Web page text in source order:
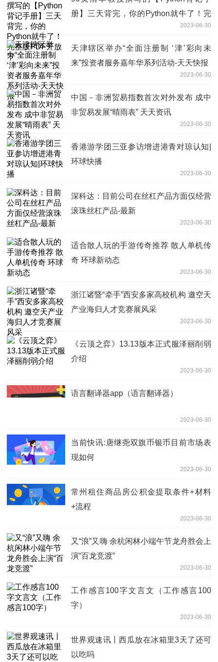
册】三天背完，你的Python就牛了！完
2023-06-30
天津辖区举办“全面注册制 ‘津’彩向未
来”投资者服务嘉年华系列活动-天天快报
2023-06-30
中国－非洲贸易指数首次对外发布 成中
非贸易发展“晴雨表” 天天资讯
2023-06-30
香港游学团三亚参访增进港青对琼认知|
环球快播
2023-06-30
深科达：目前公司在丝杠产品方面仅经营
滚珠丝杠产品-最新
2023-06-30
适合散人玩的手游传奇推荐 散人单机传
奇 环球新动态
2023-06-30
浙江诸暨“牵手”西安多家高校机构 邀空天
产业海归人才竞赛展风采
2023-06-30
《云顶之弈》13.13版本正式服泽丽削弱
介绍
2023-06-30
语言翻译器app（语言翻译器）
2023-06-30
当前快讯:唐继尧双旗币银币目前市场表
现如何
2023-06-30
常州租住商品房公积金提取条件+材料
+流程
2023-06-30
又“浪”又嗨 余杭闲林小端午节龙舟胜会上
演“百龙竞渡”
2023-06-30
工作感言100字文言文（工作感言100
字）
2023-06-30
世界观速讯丨西瓜放在冰箱里3天了还可
以吃吗